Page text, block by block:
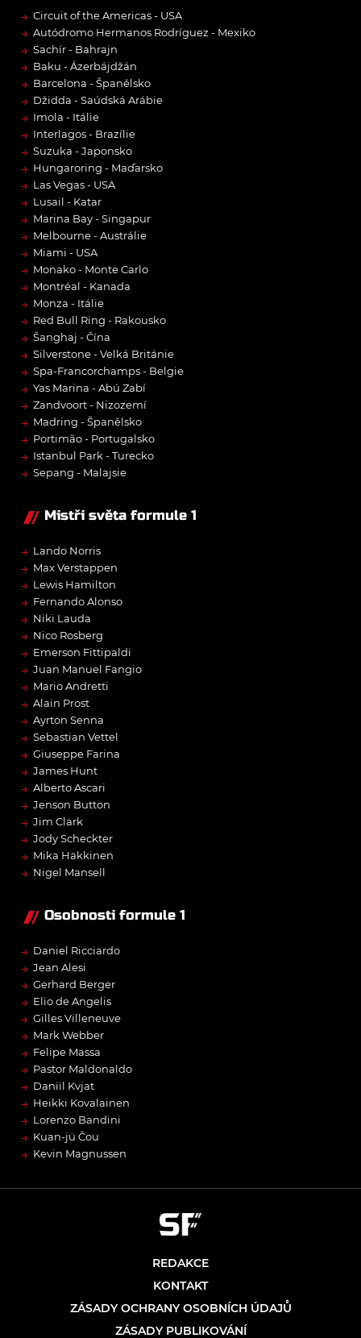
→ Circuit of the Americas - USA
→ Autódromo Hermanos Rodríguez - Mexiko
→ Sachír - Bahrajn
→ Baku - Ázerbájdžán
→ Barcelona - Španělsko
→ Džidda - Saúdská Arábie
→ Imola - Itálie
→ Interlagos - Brazílie
→ Suzuka - Japonsko
→ Hungaroring - Maďarsko
→ Las Vegas - USA
→ Lusail - Katar
→ Marina Bay - Singapur
→ Melbourne - Austrálie
→ Miami - USA
→ Monako - Monte Carlo
→ Montréal - Kanada
→ Monza - Itálie
→ Red Bull Ring - Rakousko
→ Šanghaj - Čína
→ Silverstone - Velká Británie
→ Spa-Francorchamps - Belgie
→ Yas Marina - Abú Zabí
→ Zandvoort - Nizozemí
→ Madring - Španělsko
→ Portimão - Portugalsko
→ Istanbul Park - Turecko
→ Sepang - Malajsie
Mistři světa formule 1
→ Lando Norris
→ Max Verstappen
→ Lewis Hamilton
→ Fernando Alonso
→ Niki Lauda
→ Nico Rosberg
→ Emerson Fittipaldi
→ Juan Manuel Fangio
→ Mario Andretti
→ Alain Prost
→ Ayrton Senna
→ Sebastian Vettel
→ Giuseppe Farina
→ James Hunt
→ Alberto Ascari
→ Jenson Button
→ Jim Clark
→ Jody Scheckter
→ Mika Häkkinen
→ Nigel Mansell
Osobnosti formule 1
→ Daniel Ricciardo
→ Jean Alesi
→ Gerhard Berger
→ Elio de Angelis
→ Gilles Villeneuve
→ Mark Webber
→ Felipe Massa
→ Pastor Maldonaldo
→ Daniil Kvjat
→ Heikki Kovalainen
→ Lorenzo Bandini
→ Kuan-jü Čou
→ Kevin Magnussen
REDAKCE
KONTAKT
ZÁSADY OCHRANY OSOBNÍCH ÚDAJŮ
ZÁSADY PUBLIKOVÁNÍ